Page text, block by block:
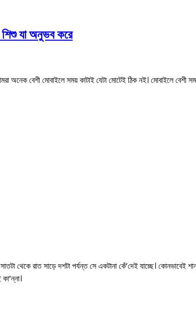
যা অনুভব করে
বেশী মোবাইলে সময় কাটাই যেটা মোটেই ঠিক নই। মোবাইলে বেশী
সাতটা থেকে রাত সাড়ে দশটা পর্যন্ত সে একটানা কেঁ’দেই যাচ্ছে।